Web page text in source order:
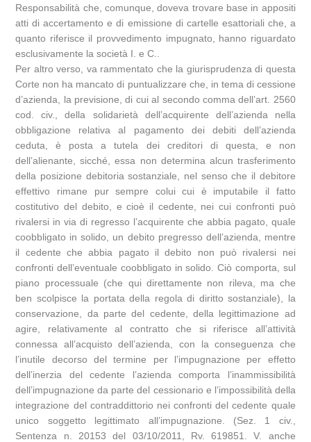
Responsabilità che, comunque, doveva trovare base in appositi
atti di accertamento e di emissione di cartelle esattoriali che, a
quanto riferisce il provvedimento impugnato, hanno riguardato
esclusivamente la società I. e C..
Per altro verso, va rammentato che la giurisprudenza di questa
Corte non ha mancato di puntualizzare che, in tema di cessione
d’azienda, la previsione, di cui al secondo comma dell’art. 2560
cod. civ., della solidarietà dell’acquirente dell’azienda nella
obbligazione relativa al pagamento dei debiti dell’azienda
ceduta, è posta a tutela dei creditori di questa, e non
dell’alienante, sicché, essa non determina alcun trasferimento
della posizione debitoria sostanziale, nel senso che il debitore
effettivo rimane pur sempre colui cui è imputabile il fatto
costitutivo del debito, e cioè il cedente, nei cui confronti può
rivalersi in via di regresso l’acquirente che abbia pagato, quale
coobbligato in solido, un debito pregresso dell’azienda, mentre
il cedente che abbia pagato il debito non può rivalersi nei
confronti dell’eventuale coobbligato in solido. Ciò comporta, sul
piano processuale (che qui direttamente non rileva, ma che
ben scolpisce la portata della regola di diritto sostanziale), la
conservazione, da parte del cedente, della legittimazione ad
agire, relativamente al contratto che si riferisce all’attività
connessa all’acquisto dell’azienda, con la conseguenza che
l’inutile decorso del termine per l’impugnazione per effetto
dell’inerzia del cedente l’azienda comporta l’inammissibilità
dell’impugnazione da parte del cessionario e l’impossibilità della
integrazione del contraddittorio nei confronti del cedente quale
unico soggetto legittimato all’impugnazione. (Sez. 1 civ.,
Sentenza n. 20153 del 03/10/2011, Rv. 619851. V. anche